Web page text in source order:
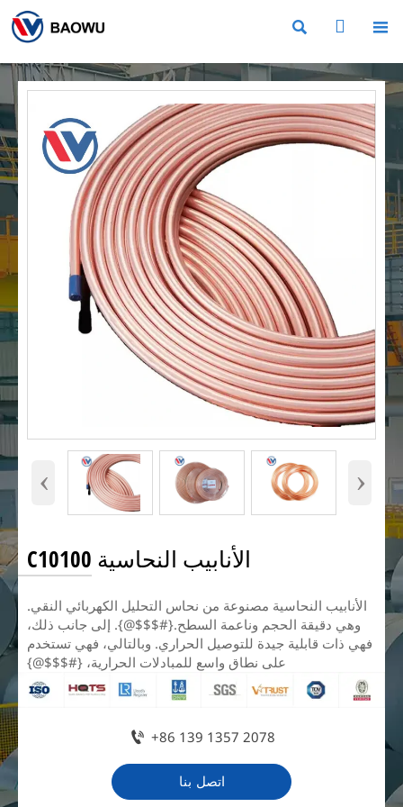
  
‹ ›
الأنابيب النحاسية C10100
الأنابيب النحاسية مصنوعة من نحاس التحليل الكهربائي النقي.
وهي دقيقة الحجم وناعمة السطح.{#$$$@}. إلى جانب ذلك،
فهي ذات قابلية جيدة للتوصيل الحراري. وبالتالي، فهي تستخدم
على نطاق واسع للمبادلات الحرارية، {#$$$@}
 +86 139 1357 2078
اتصل بنا